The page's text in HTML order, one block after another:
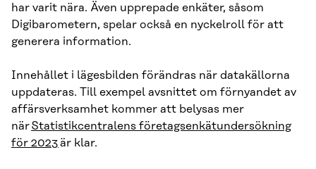
har varit nära. Även upprepade enkäter, såsom
Digibarometern, spelar också en nyckelroll för att
generera information.
Innehållet i lägesbilden förändras när datakällorna
uppdateras. Till exempel avsnittet om förnyandet av
affärsverksamhet kommer att belysas mer
närStatistikcentralens företagsenkätundersökning
för 2023är klar.